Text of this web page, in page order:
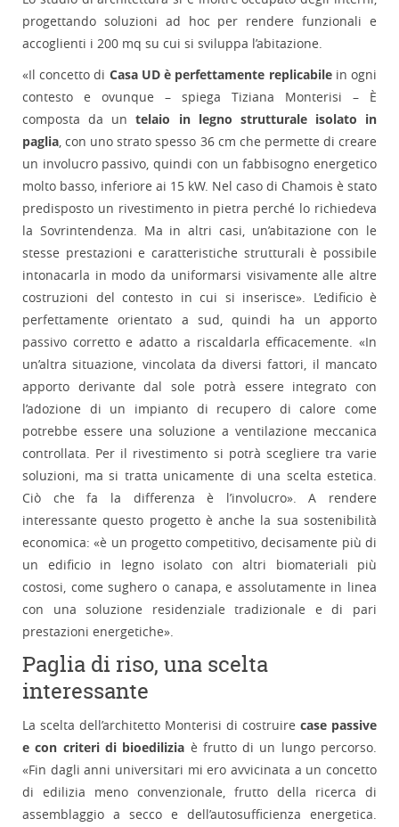
progettando soluzioni ad hoc per rendere funzionali e
accoglienti i 200 mq su cui si sviluppa l’abitazione.
«Il concetto di Casa UD è perfettamente replicabilein ogni
contesto e ovunque – spiega Tiziana Monterisi – È
composta da untelaio in legno strutturale isolato in
paglia, con uno strato spesso 36 cm che permette di creare
un involucro passivo, quindi con un fabbisogno energetico
molto basso, inferiore ai 15 kW. Nel caso di Chamois è stato
predisposto un rivestimento in pietra perché lo richiedeva
la Sovrintendenza. Ma in altri casi, un’abitazione con le
stesse prestazioni e caratteristiche strutturali è possibile
intonacarla in modo da uniformarsi visivamente alle altre
costruzioni del contesto in cui si inserisce». L’edificio è
perfettamente orientato a sud, quindi ha un apporto
passivo corretto e adatto a riscaldarla efficacemente. «In
un’altra situazione, vincolata da diversi fattori, il mancato
apporto derivante dal sole potrà essere integrato con
l’adozione di un impianto di recupero di calore come
potrebbe essere una soluzione a ventilazione meccanica
controllata. Per il rivestimento si potrà scegliere tra varie
soluzioni, ma si tratta unicamente di una scelta estetica.
Ciò che fa la differenza è l’involucro». A rendere
interessante questo progetto è anche la sua sostenibilità
economica: «è un progetto competitivo, decisamente più di
un edificio in legno isolato con altri biomateriali più
costosi, come sughero o canapa, e assolutamente in linea
con una soluzione residenziale tradizionale e di pari
prestazioni energetiche».
Paglia di riso, una scelta
interessante
La scelta dell’architetto Monterisi di costruire case passive
e con criteri di bioedilizia è frutto di un lungo percorso.
«Fin dagli anni universitari mi ero avvicinata a un concetto
di edilizia meno convenzionale, frutto della ricerca di
assemblaggio a secco e dell’autosufficienza energetica.